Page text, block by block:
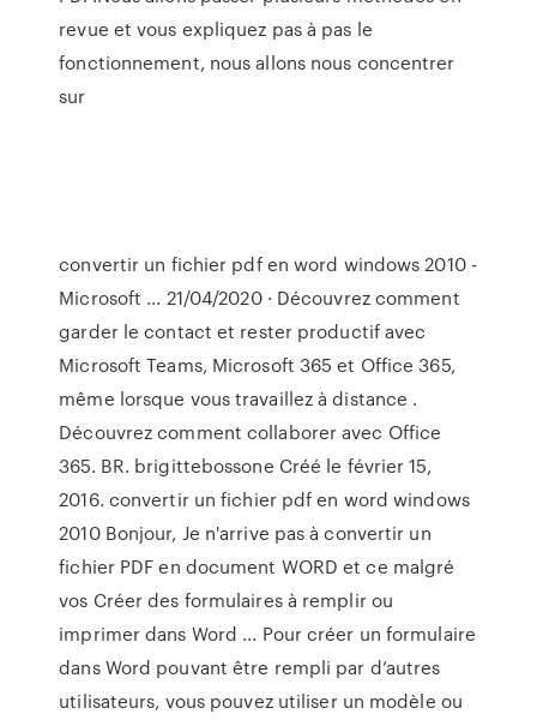
revue et vous expliquez pas à pas le
fonctionnement, nous allons nous concentrer
sur
convertir un fichier pdf en word windows 2010 -
Microsoft ... 21/04/2020 · Découvrez comment
garder le contact et rester productif avec
Microsoft Teams, Microsoft 365 et Office 365,
même lorsque vous travaillez à distance .
Découvrez comment collaborer avec Office
365. BR. brigittebossone Créé le février 15,
2016. convertir un fichier pdf en word windows
2010 Bonjour, Je n'arrive pas à convertir un
fichier PDF en document WORD et ce malgré
vos Créer des formulaires à remplir ou
imprimer dans Word ... Pour créer un formulaire
dans Word pouvant être rempli par d’autres
utilisateurs, vous pouvez utiliser un modèle ou